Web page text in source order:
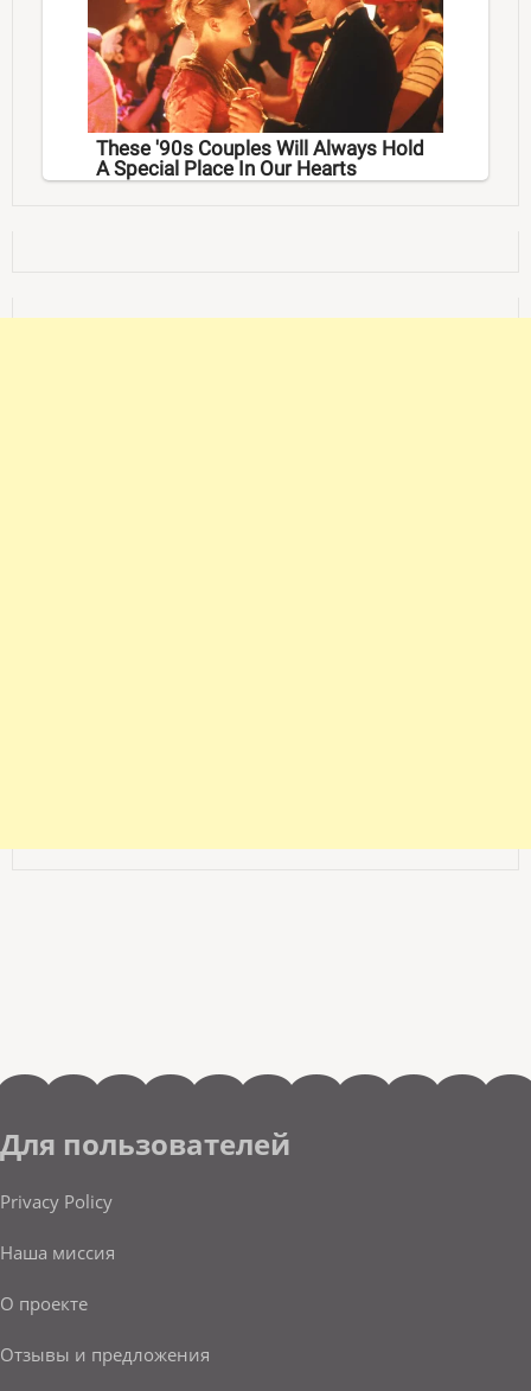
These '90s Couples Will Always Hold
A Special Place In Our Hearts
Для пользователей
Privacy Policy
Наша миссия
О проекте
Отзывы и предложения